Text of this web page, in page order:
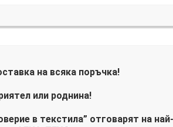
на всяка поръчка!
или роднина!
в текстила” отговарят на